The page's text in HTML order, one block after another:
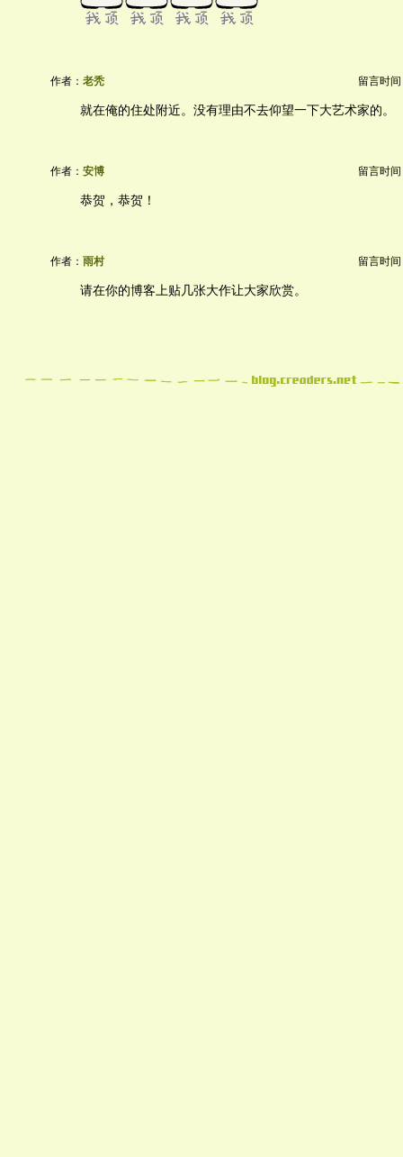
作者： 老秃 留言时间
就在俺的住处附近。没有理由不去仰望一下大艺术家的。
作者： 安博 留言时间
恭贺，恭贺！
作者： 雨村 留言时间
请在你的博客上贴几张大作让大家欣赏。